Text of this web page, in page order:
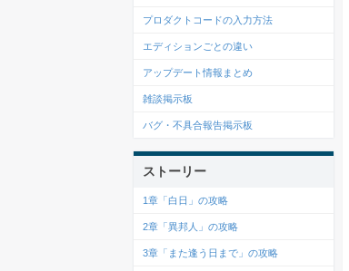
プロダクトコードの入力方法
エディションごとの違い
アップデート情報まとめ
雑談掲示板
バグ・不具合報告掲示板
ストーリー
1章「白日」の攻略
2章「異邦人」の攻略
3章「また逢う日まで」の攻略